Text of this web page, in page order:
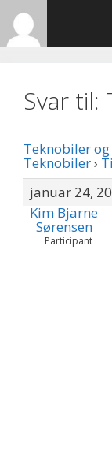
Hop
indhold
Svar til:
Teknobiler
Teknobiler›
januar 24,
Kim Bjarne
Sørensen
Participant